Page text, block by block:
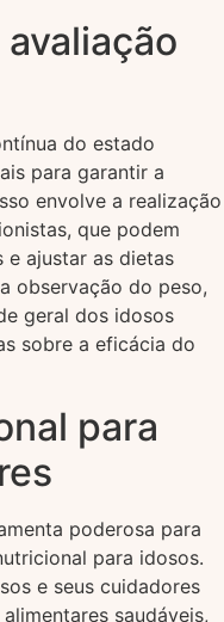
do estado
para garantir a
envolve a realização
que podem
ajustar as dietas
observação do peso,
geral dos idosos
sobre a eficácia do
para
poderosa para
para idosos.
e seus cuidadores
saudáveis,